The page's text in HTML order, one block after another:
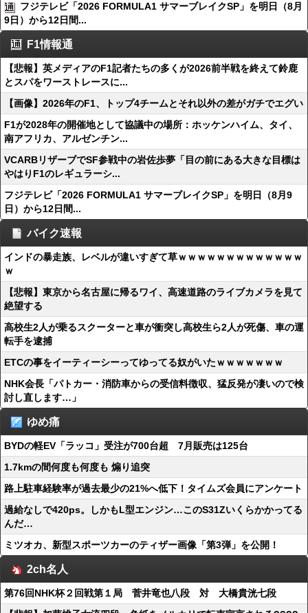
フジテレビ「2026 FORMULA1 サマーブレイクSP」を明日（8月
9日）から12日間...
F1情報通
【悲報】英メディアのF1記者たちの多くが2026前半戦を終えて鈴鹿
とスパをワーストレースに...
【画像】2026年のF1、トップ4チームとそれ以外の差がガチでエグい
F1が2028年の開催地として協議中の場所：ホッケンハイム、タイ、
南アフリカ、アルゼンチン...
VCARBリザーブでSF参戦中の岩佐歩夢「目の前にある大きな目標は
やはりF1のレギュラーシ...
フジテレビ「2026 FORMULA1 サマーブレイクSP」を明日（8月9
日）から12日間...
バイク速報
インドの暴走族、レベルが違いすぎて草ｗｗｗｗｗｗｗｗｗｗｗｗｗ
ｗ
【悲報】東京から名古屋に帰るワイ、高速道路のライブカメラを見て
絶望する
高校生2人が乗るスクーターと車が衝突し高校生ら2人が死傷、車の運
転手を逮捕
ETCの事をイーティーシーってゆってる奴がいたｗｗｗｗｗｗｗ
NHK会長「パトカー・消防車からの受信料徴収、猛反発が凄いので検
討し直します…」
ゆめ痛
BYDの軽EV「ラッコ」受注が700台超 7月販売は125台
1.7kmの間何度も何度も 煽り追突
路上駐車経験率が過去最少の21%へ低下！タイムズ会員にアンケート
過給なしで420ps。しかもL型エンジン…このS31Zいくらかかってる
んだ…
ミツオカ、新型スポーツカーのティザー画像「第3弾」を公開！
2ch名人
第76回NHK杯２回戦第１局 菅井竜也八段 対 大橋貴洸七段